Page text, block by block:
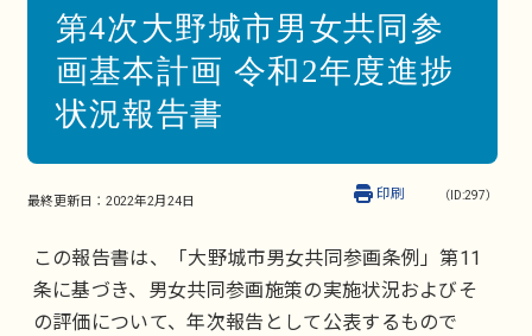
第4次大野城市男女共同参
画基本計画 令和2年度進捗
状況報告書
最終更新日： 2022年2月24日 （ID:297）
印刷
この報告書は、「大野城市男女共同参画条例」第11
条に基づき、男女共同参画施策の実施状況およびそ
の評価について、年次報告として公表するもので